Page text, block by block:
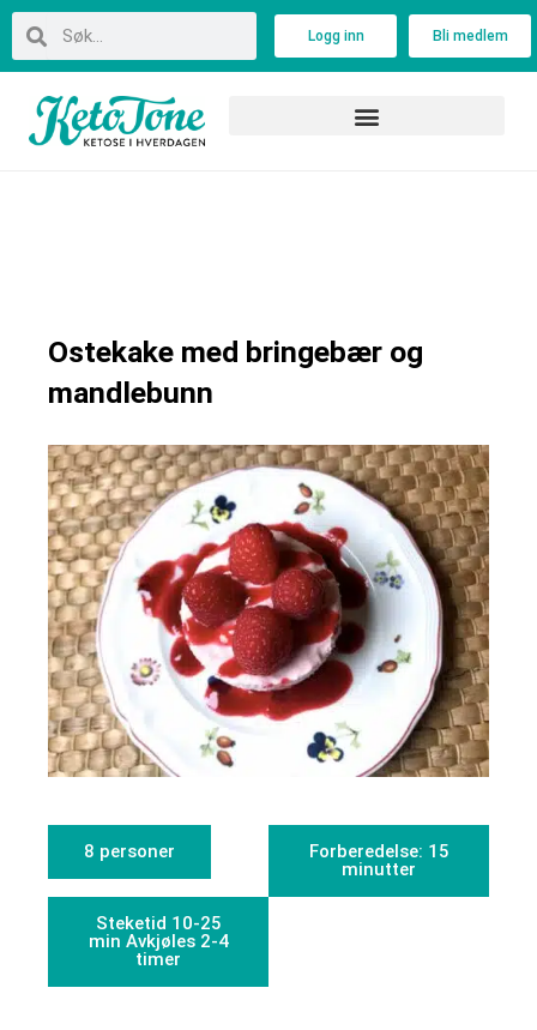
Skip
content
SearchSearch Logg inn Bli medlem
Ostekake med bringebær og
mandlebunn
8 personer
Forberedelse: 15
minutter
Steketid 10-25
min Avkjøles 2-4
timer